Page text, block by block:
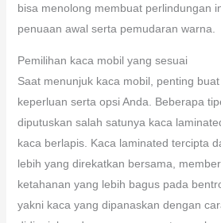
bisa menolong membuat perlindungan
penuaan awal serta pemudaran warna.
Pemilihan kaca mobil yang sesuai
Saat menunjuk kaca mobil, penting
keperluan serta opsi Anda. Beberapa
diputuskan salah satunya kaca
kaca berlapis. Kaca laminated tercipta
lebih yang direkatkan bersama,
ketahanan yang lebih bagus pada
yakni kaca yang dipanaskan dengan